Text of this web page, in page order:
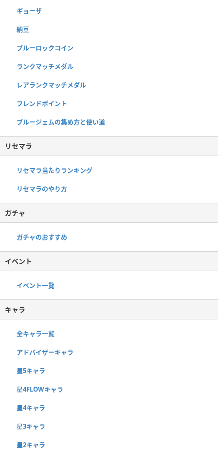
ギョーザ
納豆
ブルーロックコイン
ランクマッチメダル
レアランクマッチメダル
フレンドポイント
ブルージェムの集め方と使い道
リセマラ
リセマラ当たりランキング
リセマラのやり方
ガチャ
ガチャのおすすめ
イベント
イベント一覧
キャラ
全キャラ一覧
アドバイザーキャラ
星5キャラ
星4FLOWキャラ
星4キャラ
星3キャラ
星2キャラ